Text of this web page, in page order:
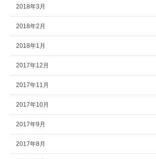
2018年3月
2018年2月
2018年1月
2017年12月
2017年11月
2017年10月
2017年9月
2017年8月